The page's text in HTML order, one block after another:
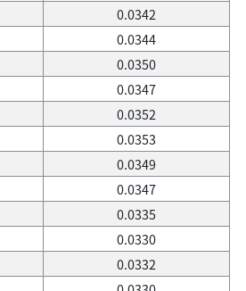
0.0342
0.0344
0.0350
0.0347
0.0352
0.0353
0.0349
0.0347
0.0335
0.0330
0.0332